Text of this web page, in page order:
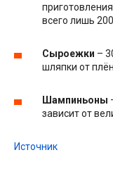
всего лишь
Сыроежки –
шляпки от
Шампиньоны
зависит от
Источник